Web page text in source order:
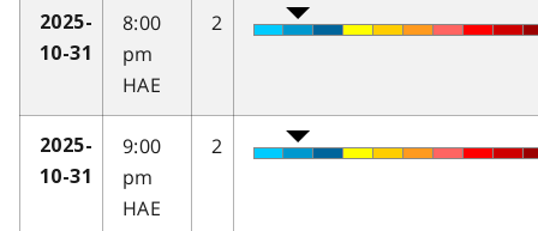
2025-
10-31
8:00
pm
HAE
2
2025-
10-31
9:00
pm
HAE
2